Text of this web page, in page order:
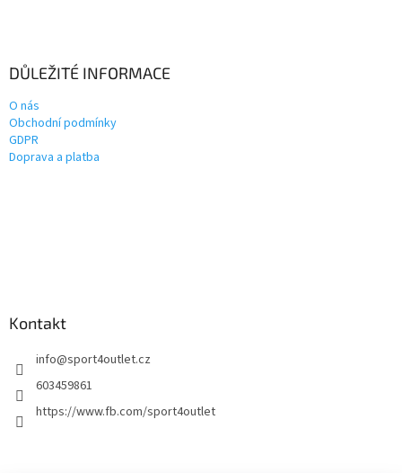
DŮLEŽITÉ INFORMACE
O nás
Obchodní podmínky
GDPR
Doprava a platba
Kontakt
info@sport4outlet.cz
603459861
https://www.fb.com/sport4outlet